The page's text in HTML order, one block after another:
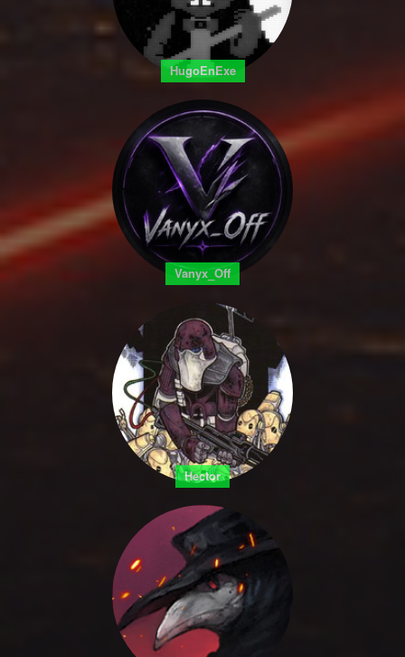
HugoEnExe
Vanyx_Off
Hector